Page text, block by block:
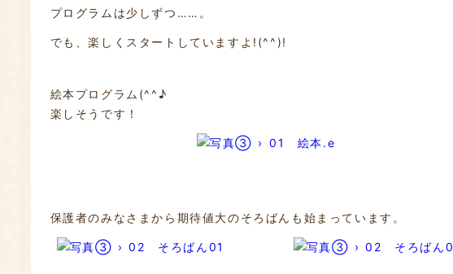
プログラムは少しずつ……。
でも、楽しくスタートしていますよ!(^^)!
絵本プログラム(^^♪
楽しそうです！
保護者のみなさまから期待値大のそろばんも始まっています。